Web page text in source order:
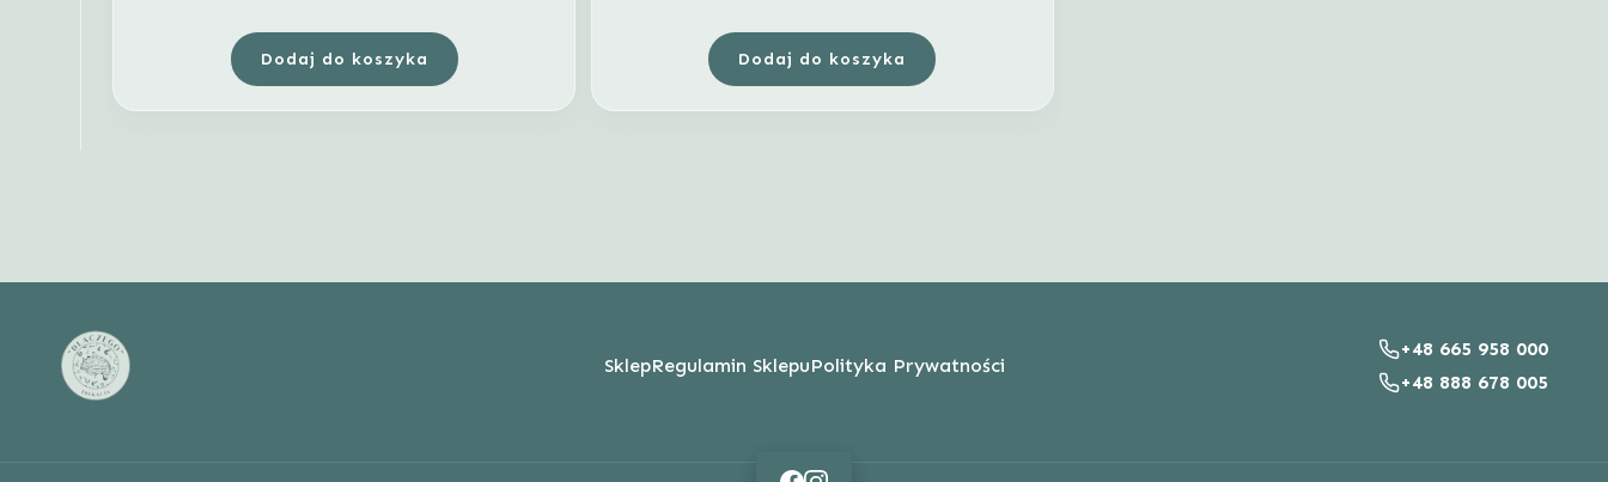
Dodaj do koszyka Dodaj do koszyka
SklepRegulamin SklepuPolityka Prywatności
+48 665 958 000
+48 888 678 005